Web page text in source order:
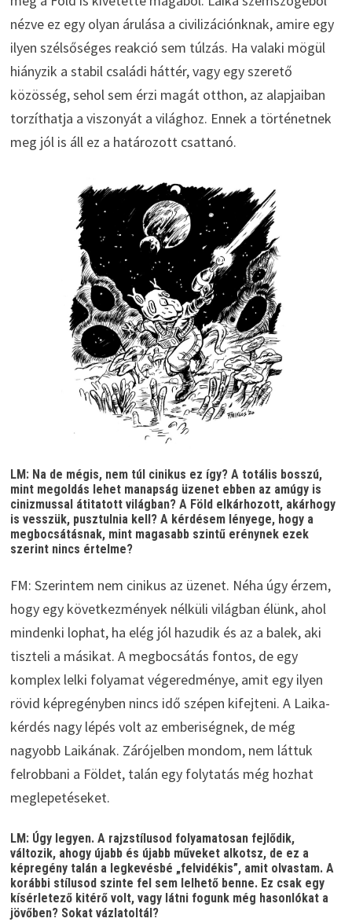
nézve ez egy olyan árulása a civilizációnknak, amire egy
ilyen szélsőséges reakció sem túlzás. Ha valaki mögül
hiányzik a stabil családi háttér, vagy egy szerető
közösség, sehol sem érzi magát otthon, az alapjaiban
torzíthatja a viszonyát a világhoz. Ennek a történetnek
meg jól is áll ez a határozott csattanó.
LM: Na de mégis, nem túl cinikus ez így? A totális bosszú,
mint megoldás lehet manapság üzenet ebben az amúgy is
cinizmussal átitatott világban? A Föld elkárhozott, akárhogy
is vesszük, pusztulnia kell? A kérdésem lényege, hogy a
megbocsátásnak, mint magasabb szintű erénynek ezek
szerint nincs értelme?
FM: Szerintem nem cinikus az üzenet. Néha úgy érzem,
hogy egy következmények nélküli világban élünk, ahol
mindenki lophat, ha elég jól hazudik és az a balek, aki
tiszteli a másikat. A megbocsátás fontos, de egy
komplex lelki folyamat végeredménye, amit egy ilyen
rövid képregényben nincs idő szépen kifejteni. A Laika-
kérdés nagy lépés volt az emberiségnek, de még
nagyobb Laikának. Zárójelben mondom, nem láttuk
felrobbani a Földet, talán egy folytatás még hozhat
meglepetéseket.
LM: Úgy legyen. A rajzstílusod folyamatosan fejlődik,
változik, ahogy újabb és újabb műveket alkotsz, de ez a
képregény talán a legkevésbé „felvidékis”, amit olvastam. A
korábbi stílusod szinte fel sem lelhető benne. Ez csak egy
kísérletező kitérő volt, vagy látni fogunk még hasonlókat a
jövőben? Sokat vázlatoltál?